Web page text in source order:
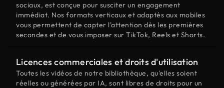
sociaux, est conçue pour susciter un engagement
immédiat. Nos formats verticaux et adaptés aux mobiles
vous permettent de capter l'attention dès les premières
secondes et de vous imposer sur TikTok, Reels et Shorts.
Licences commerciales et droits d'utilisation
Toutes les vidéos de notre bibliothèque, qu'elles soient
réelles ou générées par IA, sont libres de droits pour un